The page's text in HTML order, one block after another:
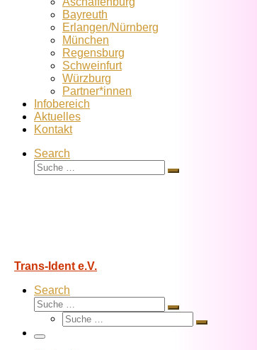
Bayreuth
Erlangen/Nürnberg
München
Regensburg
Schweinfurt
Würzburg
Partner*innen
Infobereich
Aktuelles
Kontakt
Search
Suche
Suche
Trans-Ident e.V.
Search
Suche
Suche
Suche
Suche
Menü